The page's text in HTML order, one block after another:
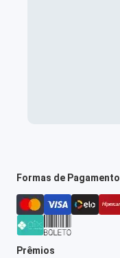
Formas de Pagamento
Prêmios